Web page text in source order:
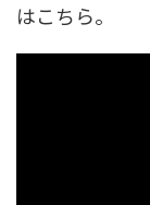
はこちら。